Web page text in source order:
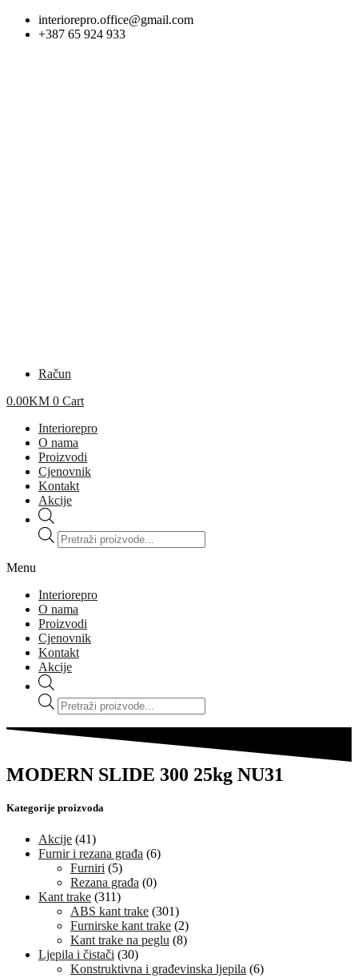
Skip
interiorepro.office@gmail.com
+387 65 924 933
Račun
0.00KM 0 Cart
Interiorepro
O nama
Proizvodi
Cjenovnik
Kontakt
Akcije
Products
search
Menu
Interiorepro
O nama
Proizvodi
Cjenovnik
Kontakt
Akcije
Products
search
MODERN SLIDE 300 25kg NU31
Kategorije proizvoda
Akcije (41)
Furnir i rezana građa (6)
Furniri (5)
Rezana građa (0)
Kant trake (311)
ABS kant trake (301)
Furnirske kant trake (2)
Kant trake na peglu (8)
Ljepila i čistači (30)
Konstruktivna i građevinska ljepila (6)